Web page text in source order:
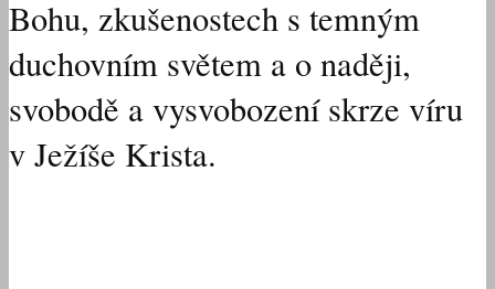
Bohu, zkušenostech s temným
duchovním světem a o naději,
svobodě a vysvobození skrze víru
v Ježíše Krista.